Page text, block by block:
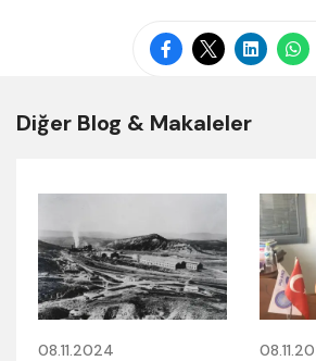
Diğer Blog & Makaleler
08.11.2024